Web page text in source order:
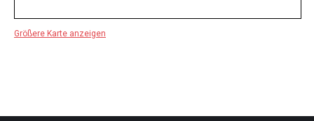
Größere Karte anzeigen